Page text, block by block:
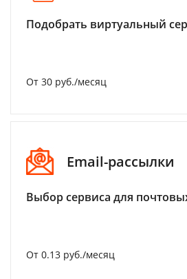
Подобрать виртуальный
От 30 руб./месяц
Email-рассылки
Выбор сервиса для
От 0.13 руб./месяц